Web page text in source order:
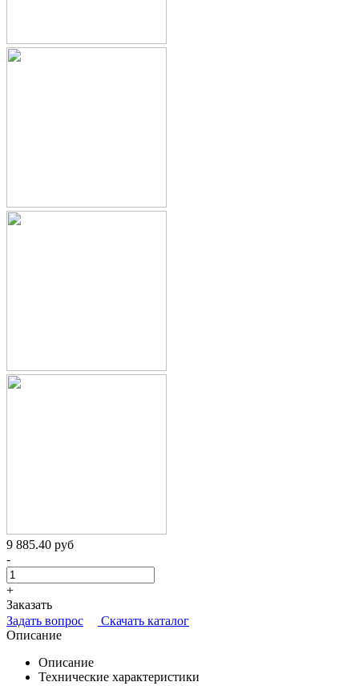
9 885.40 руб
-
+
Заказать
Задать вопрос
Скачать каталог
Описание
Описание
Технические характеристики